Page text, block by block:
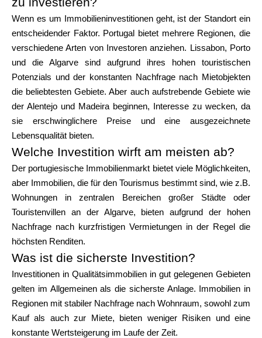
Kontaktieren Sie uns
Hilfe
Mein Konto
Finanzierung erhalten
+372 712 2955
Wenn es um Immobilieninvestitionen geht, ist der Standort ein
entscheidender Faktor. Portugal bietet mehrere Regionen, die
verschiedene Arten von Investoren anziehen. Lissabon, Porto
und die Algarve sind aufgrund ihres hohen touristischen
Potenzials und der konstanten Nachfrage nach Mietobjekten
die beliebtesten Gebiete. Aber auch aufstrebende Gebiete wie
der Alentejo und Madeira beginnen, Interesse zu wecken, da
sie erschwinglichere Preise und eine ausgezeichnete
Lebensqualität bieten.
Welche Investition wirft am meisten ab?
Der portugiesische Immobilienmarkt bietet viele Möglichkeiten,
aber Immobilien, die für den Tourismus bestimmt sind, wie z.B.
Wohnungen in zentralen Bereichen großer Städte oder
Touristenvillen an der Algarve, bieten aufgrund der hohen
Nachfrage nach kurzfristigen Vermietungen in der Regel die
höchsten Renditen.
Was ist die sicherste Investition?
Investitionen in Qualitätsimmobilien in gut gelegenen Gebieten
gelten im Allgemeinen als die sicherste Anlage. Immobilien in
Regionen mit stabiler Nachfrage nach Wohnraum, sowohl zum
Kauf als auch zur Miete, bieten weniger Risiken und eine
konstante Wertsteigerung im Laufe der Zeit.